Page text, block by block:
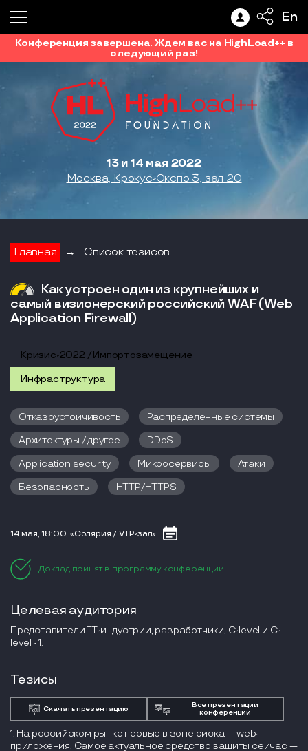
En
Конференция завершена. Ждем вас на HighLoad++ в
следующий раз!
13 и 14 мая 2022
Москва, Крокус-Экспо 3, зал 20
Главная → Список тезисов
Как устроен один из крупнейших и
самый визионерский российский WAF (Web
Application Firewall)
Кризис-2022 / Импортозамещение
Инфраструктура
Отказоустойчивость
Распределенные системы
Архитектуры / другое
DDoS
Application security
Микросервисы
Атаки
Безопасность
HTTP/HTTPS
14 мая, 18:00, «Солярия / VIP-зал»
Доклад принят в программу конференции
Целевая аудитория
Представители IT-индустрии, разработчики, C-level и C-
level - 1.
Тезисы
Скачать презентацию
Все презентации
конференции
1. На российском рынке первые в зоне риска — web-
приложения. Самое актуальное средство защиты сейчас —